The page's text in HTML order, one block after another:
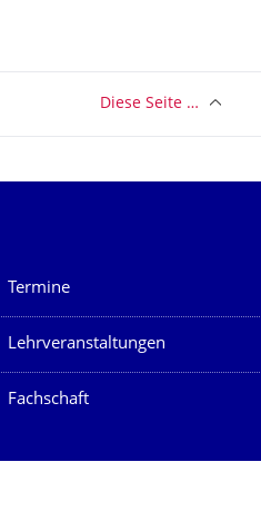
Diese Seite …
Termine
Lehrveranstaltungen
Fachschaft